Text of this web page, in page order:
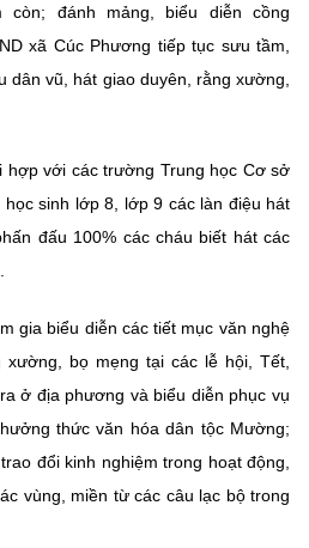
còn; đánh mảng, biểu diễn cồng
xã Cúc Phương tiếp tục sưu tầm,
dân vũ, hát giao duyên, rằng xường,
với các trường Trung học Cơ sở
sinh lớp 8, lớp 9 các làn điệu hát
đấu 100% các cháu biết hát các
gia biểu diễn các tiết mục văn nghệ
xường, bọ mẹng tại các lễ hội, Tết,
ở địa phương và biểu diễn phục vụ
thức văn hóa dân tộc Mường;
đổi kinh nghiệm trong hoạt động,
vùng, miền từ các câu lạc bộ trong